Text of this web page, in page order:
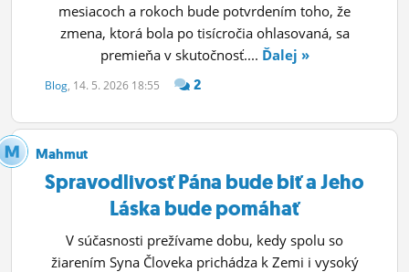
mesiacoch a rokoch bude potvrdením toho, že
zmena, ktorá bola po tisícročia ohlasovaná, sa
premieňa v skutočnosť.... Ďalej »
Blog, 14. 5. 2026 18:55 2
Mahmut
Spravodlivosť Pána bude biť a Jeho
Láska bude pomáhať
V súčasnosti prežívame dobu, kedy spolu so
žiarením Syna Človeka prichádza k Zemi i vysoký